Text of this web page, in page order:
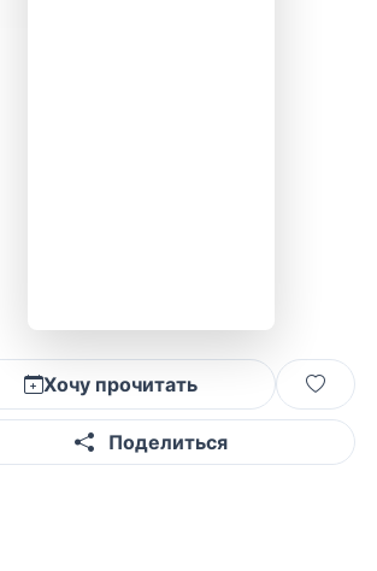
Хочу прочитать
Поделиться